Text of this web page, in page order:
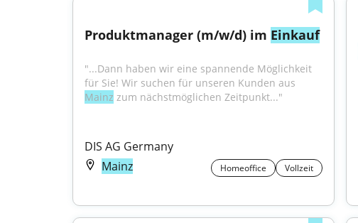
Produktmanager (m/w/d) im Einkauf
"...Dann haben wir eine spannende Möglichkeit
Mainz zum nächstmöglichen Zeitpunkt..."
DIS AG Germany
Mainz
Homeoffice Vollzeit